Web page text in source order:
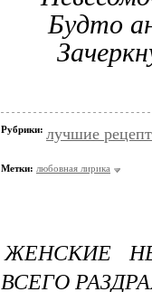
Будто
Рубрики: лучшие
Метки: любовная лирика
ЖЕНСКИЕ
ВСЕГО